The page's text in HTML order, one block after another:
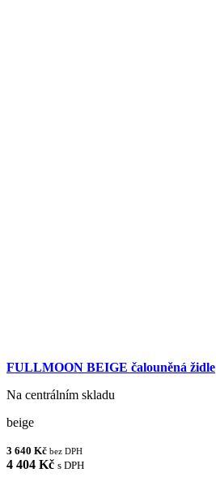
FULLMOON BEIGE čalouněná židle
Na centrálním skladu
beige
3 640 Kč bez DPH
4 404 Kč s DPH